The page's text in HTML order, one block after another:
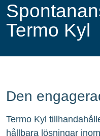
Termo Kyl
Den
Termo Kyl
hållbara lösningar